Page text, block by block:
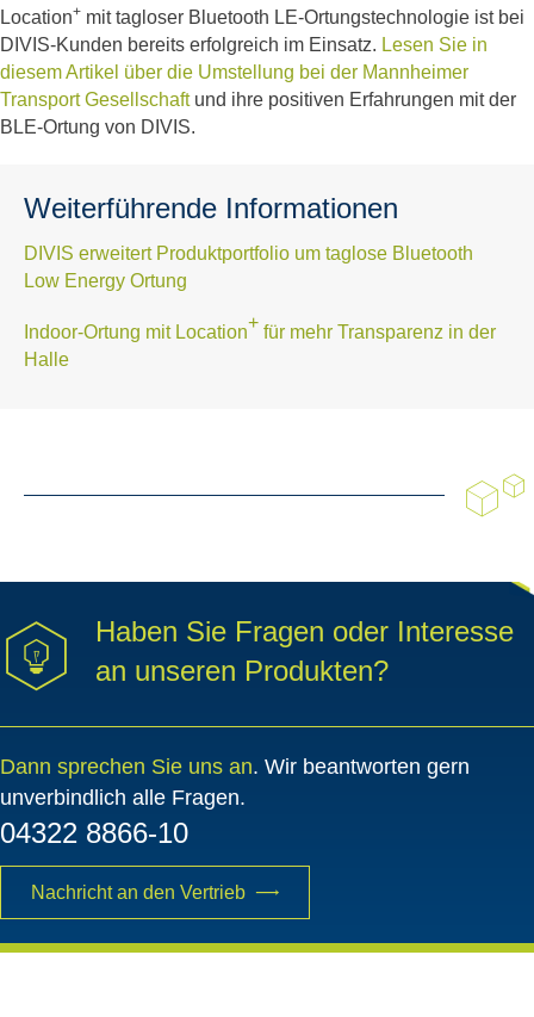
Location+ mit tagloser Bluetooth LE-Ortungstechnologie ist bei
DIVIS-Kunden bereits erfolgreich im Einsatz. Lesen Sie in
diesem Artikel über die Umstellung bei der Mannheimer
Transport Gesellschaftund ihre positiven Erfahrungen mit der
BLE-Ortung von DIVIS.
Weiterführende Informationen
DIVIS erweitert Produktportfolio um taglose Bluetooth
Low Energy Ortung
Indoor-Ortung mit Location+ für mehr Transparenz in der
Halle
Haben Sie Fragen oder Interesse
an unseren Produkten?
Dann sprechen Sie uns an. Wir beantworten gern
unverbindlich alle Fragen.
04322 8866-10
Nachricht an den Vertrieb